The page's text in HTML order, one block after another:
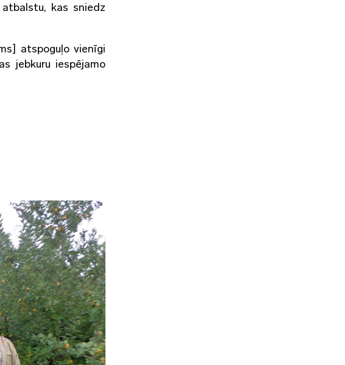
kas sniedz
atspoguļo vienīgi
jebkuru iespējamo